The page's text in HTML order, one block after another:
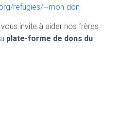
refugies/~mon-don
invite à aider nos frères
plate-forme de dons du